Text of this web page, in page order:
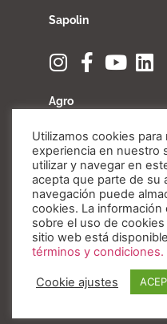
Sapolin
Agro
Fibratore
Copyright © Invesa 2020.
Utilizamos cookies para
experiencia en nuestro
utilizar y navegar en
acepta que parte de su
navegación puede
cookies. La información
sobre el uso de
sitio web está
términos y condiciones.
Cookie ajustes